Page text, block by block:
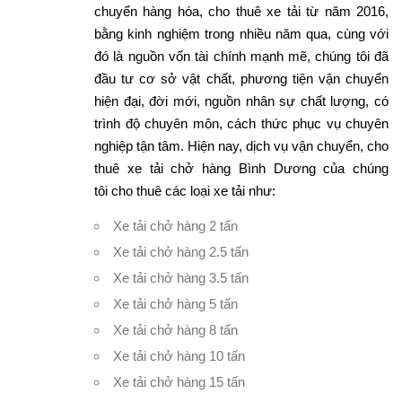
chuyển hàng hóa, cho thuê xe tải từ năm 2016,
bằng kinh nghiệm trong nhiều năm qua, cùng với
đó là nguồn vốn tài chính mạnh mẽ, chúng tôi đã
đầu tư cơ sở vật chất, phương tiện vận chuyển
hiện đại, đời mới, nguồn nhân sự chất lượng, có
trình độ chuyên môn, cách thức phục vụ chuyên
nghiệp tận tâm. Hiện nay, dịch vụ vận chuyển, cho
thuê xe tải chở hàng Bình Dương của chúng
tôi cho thuê các loại xe tải như:
Xe tải chở hàng 2 tấn
Xe tải chở hàng 2.5 tấn
Xe tải chở hàng 3.5 tấn
Xe tải chở hàng 5 tấn
Xe tải chở hàng 8 tấn
Xe tải chở hàng 10 tấn
Xe tải chở hàng 15 tấn